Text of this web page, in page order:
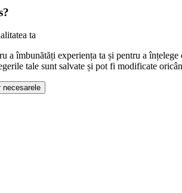
ta
a îmbunătăți experiența ta și pentru a înțelege
tale sunt salvate și pot fi modificate
necesarele